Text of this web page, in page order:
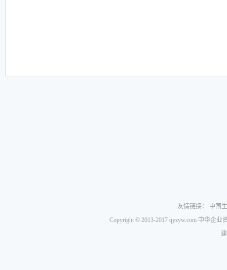
友情链接：
中国
Copyright © 2013-2017 qyzyw.com 中华企业